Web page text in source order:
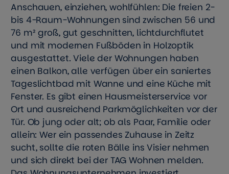
Anschauen, einziehen, wohlfühlen: Die freien 2-
bis 4-Raum-Wohnungen sind zwischen 56 und
76 m² groß, gut geschnitten, lichtdurchflutet
und mit modernen Fußböden in Holzoptik
ausgestattet. Viele der Wohnungen haben
einen Balkon, alle verfügen über ein saniertes
Tageslichtbad mit Wanne und eine Küche mit
Fenster. Es gibt einen Hausmeisterservice vor
Ort und ausreichend Parkmöglichkeiten vor der
Tür. Ob jung oder alt; ob als Paar, Familie oder
allein: Wer ein passendes Zuhause in Zeitz
sucht, sollte die roten Bälle ins Visier nehmen
und sich direkt bei der TAG Wohnen melden.